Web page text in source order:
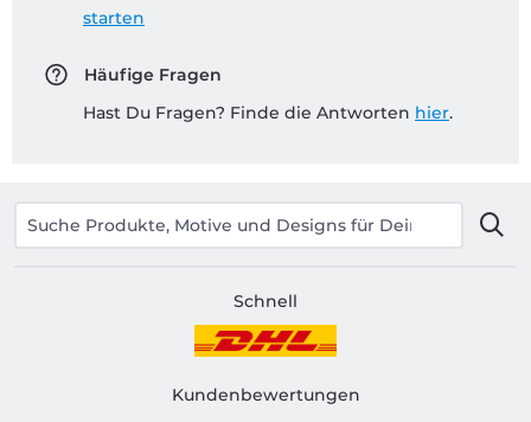
starten
Häufige Fragen
Hast Du Fragen? Finde die Antworten hier.
Schnell
Kundenbewertungen